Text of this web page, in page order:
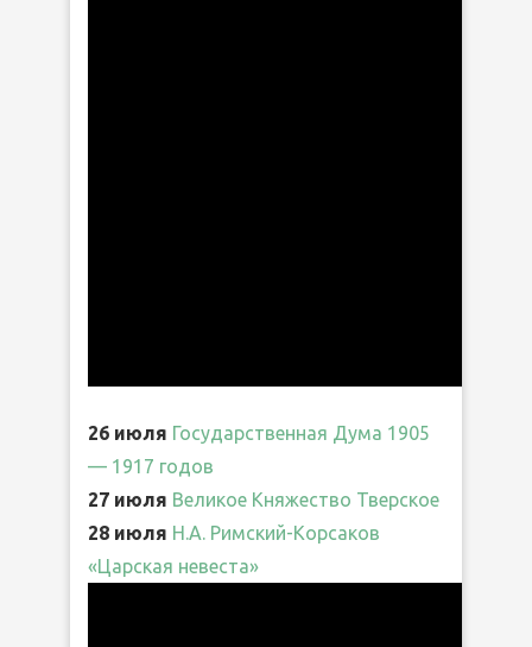
26 июля Государственная Дума 1905
— 1917 годов
27 июля Великое Княжество Тверское
28 июля Н.А. Римский-Корсаков
«Царская невеста»